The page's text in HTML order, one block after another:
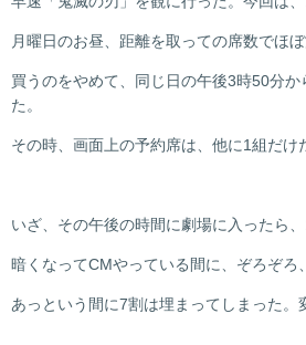
月曜日のお昼、距離を取っての席数でほ
買うのをやめて、同じ日の午後3時50分か
た。
その時、画面上の予約席は、他に1組だけ
いざ、その午後の時間に劇場に入ったら
暗くなってCMやっている間に、ぞろぞろ
あっという間に7割は埋まってしまった。